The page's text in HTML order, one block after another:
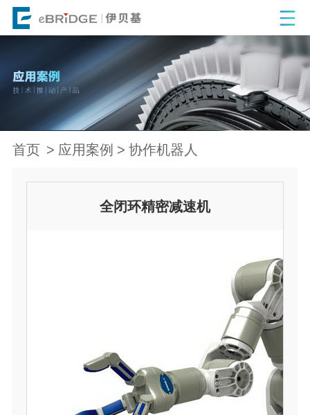
首页 应用案例 协作机器人
全闭环精密减速机